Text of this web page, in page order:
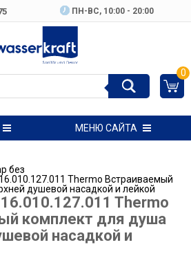
ПН-ВC, 10:00 - 20:00
0
МЕНЮ САЙТА
без
Thermo Встраиваемый
душевой насадкой и лейкой
Thermo
комплект для душа
насадкой и